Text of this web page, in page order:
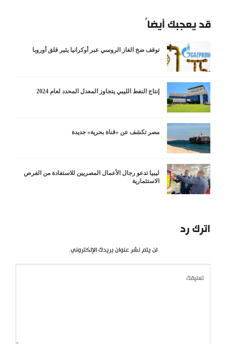
قد يعجبك أيضاً
توقف ضخ الغاز الروسي عبر أوكرانيا يثير قلق أوروبا
إنتاج النفط الليبي يتجاوز المعدل المحدد لعام 2024
مصر تكشف عن «قناة بحرية» جديدة
ليبيا تدعو رجال الأعمال المصريين للاستفادة من الفرص
الاستثمارية
اترك رد
لن يتم نشر عنوان بريدك الإلكتروني.